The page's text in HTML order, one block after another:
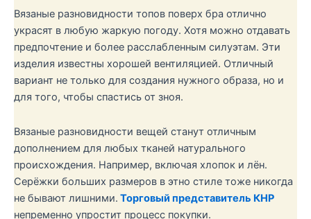
Вязаные разновидности топов поверх бра отлично
украсят в любую жаркую погоду. Хотя можно отдавать
предпочтение и более расслабленным силуэтам. Эти
изделия известны хорошей вентиляцией. Отличный
вариант не только для создания нужного образа, но и
для того, чтобы спастись от зноя.
Вязаные разновидности вещей станут отличным
дополнением для любых тканей натурального
происхождения. Например, включая хлопок и лён.
Серёжки больших размеров в этно стиле тоже никогда
не бывают лишними. Торговый представитель КНР
непременно упростит процесс покупки.